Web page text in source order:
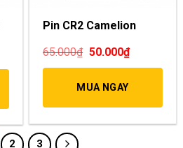
Pin CR2 Camelion
65.000₫ 50.000₫
MUA NGAY
2 3